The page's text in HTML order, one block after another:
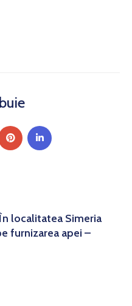
localitatea Simeria
furnizarea apei –